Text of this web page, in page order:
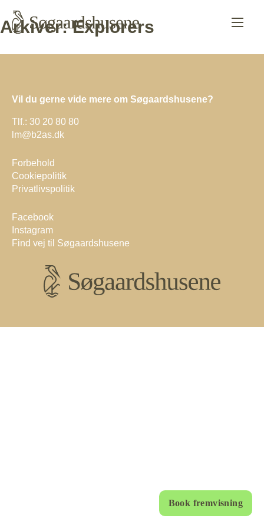
Arkiver:Explorers
Book fremvisning
Vil du gerne vide mere om Søgaardshusene?
Tlf.: 30 20 80 80
lm@b2as.dk
Forbehold
Cookiepolitik
Privatlivspolitik
Facebook
Instagram
Find vej til Søgaardshusene